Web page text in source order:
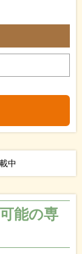
中
能の専